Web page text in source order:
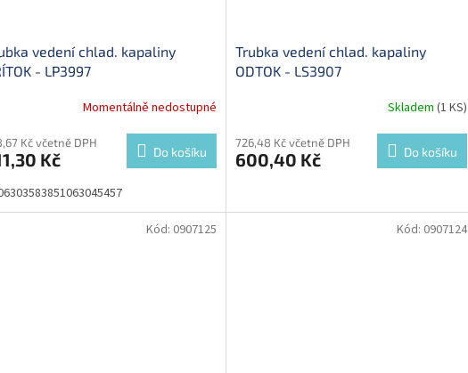
vedení chlad. kapaliny
- LP3997
Momentálně nedostupné
Kč včetně DPH
Kč Do košíku
Trubka vedení chlad. kapaliny
ODTOK - LS3907
Skladem (1 KS)
726,48 Kč včetně DPH
600,40 Kč Do košíku
Kód: 0907125 Kód: 0907124